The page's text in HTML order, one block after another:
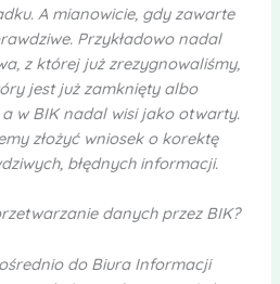
A mianowicie, gdy zawarte
Przykładowo nadal
z której już zrezygnowaliśmy,
jest już zamknięty albo
a w BIK nadal wisi jako otwarty.
złożyć wniosek o korektę
błędnych informacji.
danych przez BIK?
do Biura Informacji